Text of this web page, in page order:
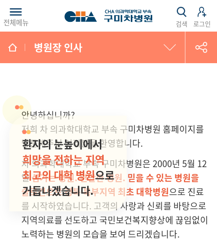
전체메뉴 검색 로그인
병원장 인사
현황
병원장 인사
HI소개
글로벌 차병원
차병원 뉴스룸
환자의 눈높이에서
희망을 전하는 지역
최고의 대학 병원으로
거듭나겠습니다.
안녕하십니까?
저희 차 의과학대학교 부속 구미차병원 홈페이지를
방문해주신 여러분을 환영합니다.
차 의과학대학교 부속 구미차병원은 2000년 5월 12
일섬기는 병원. 편안한 병원. 믿을 수 있는 병원을
슬로건으로 경북 북부지역 최초 대학병원으로 진료
를 시작하였습니다. 고객의 사랑과 신뢰를 바탕으로
지역의료를 선도하고 국민보건복지향상에 끊임없이
노력하는 병원의 모습을 보여 드리겠습니다.